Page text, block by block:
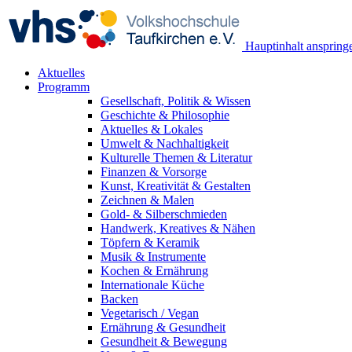
Hauptinhalt
Aktuelles
Programm
Gesellschaft, Politik & Wissen
Geschichte & Philosophie
Aktuelles & Lokales
Umwelt & Nachhaltigkeit
Kulturelle Themen & Literatur
Finanzen & Vorsorge
Kunst, Kreativität & Gestalten
Zeichnen & Malen
Gold- & Silberschmieden
Handwerk, Kreatives & Nähen
Töpfern & Keramik
Musik & Instrumente
Kochen & Ernährung
Internationale Küche
Backen
Vegetarisch / Vegan
Ernährung & Gesundheit
Gesundheit & Bewegung